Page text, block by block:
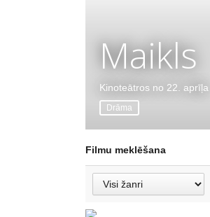
Maikls
Kinoteātros no 22. aprīļa
Drāma
Filmu meklēšana